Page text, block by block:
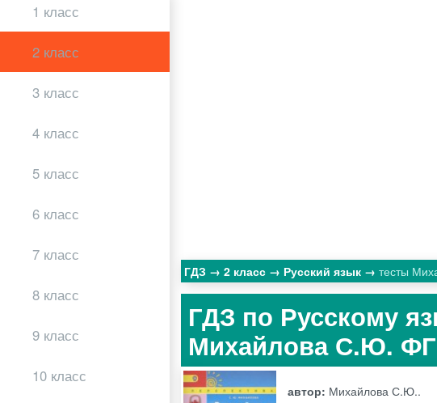
1 класс
2 класс
3 класс
4 класс
5 класс
6 класс
7 класс
8 класс
9 класс
10 класс
ГДЗ 2 класс Русский язык тесты
ГДЗ по Русскому
Михайлова С.Ю.
автор: Михайлова С.Ю..